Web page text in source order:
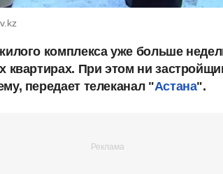
комплекса уже больше
квартирах. При этом ни
передает телеканал "Астана".